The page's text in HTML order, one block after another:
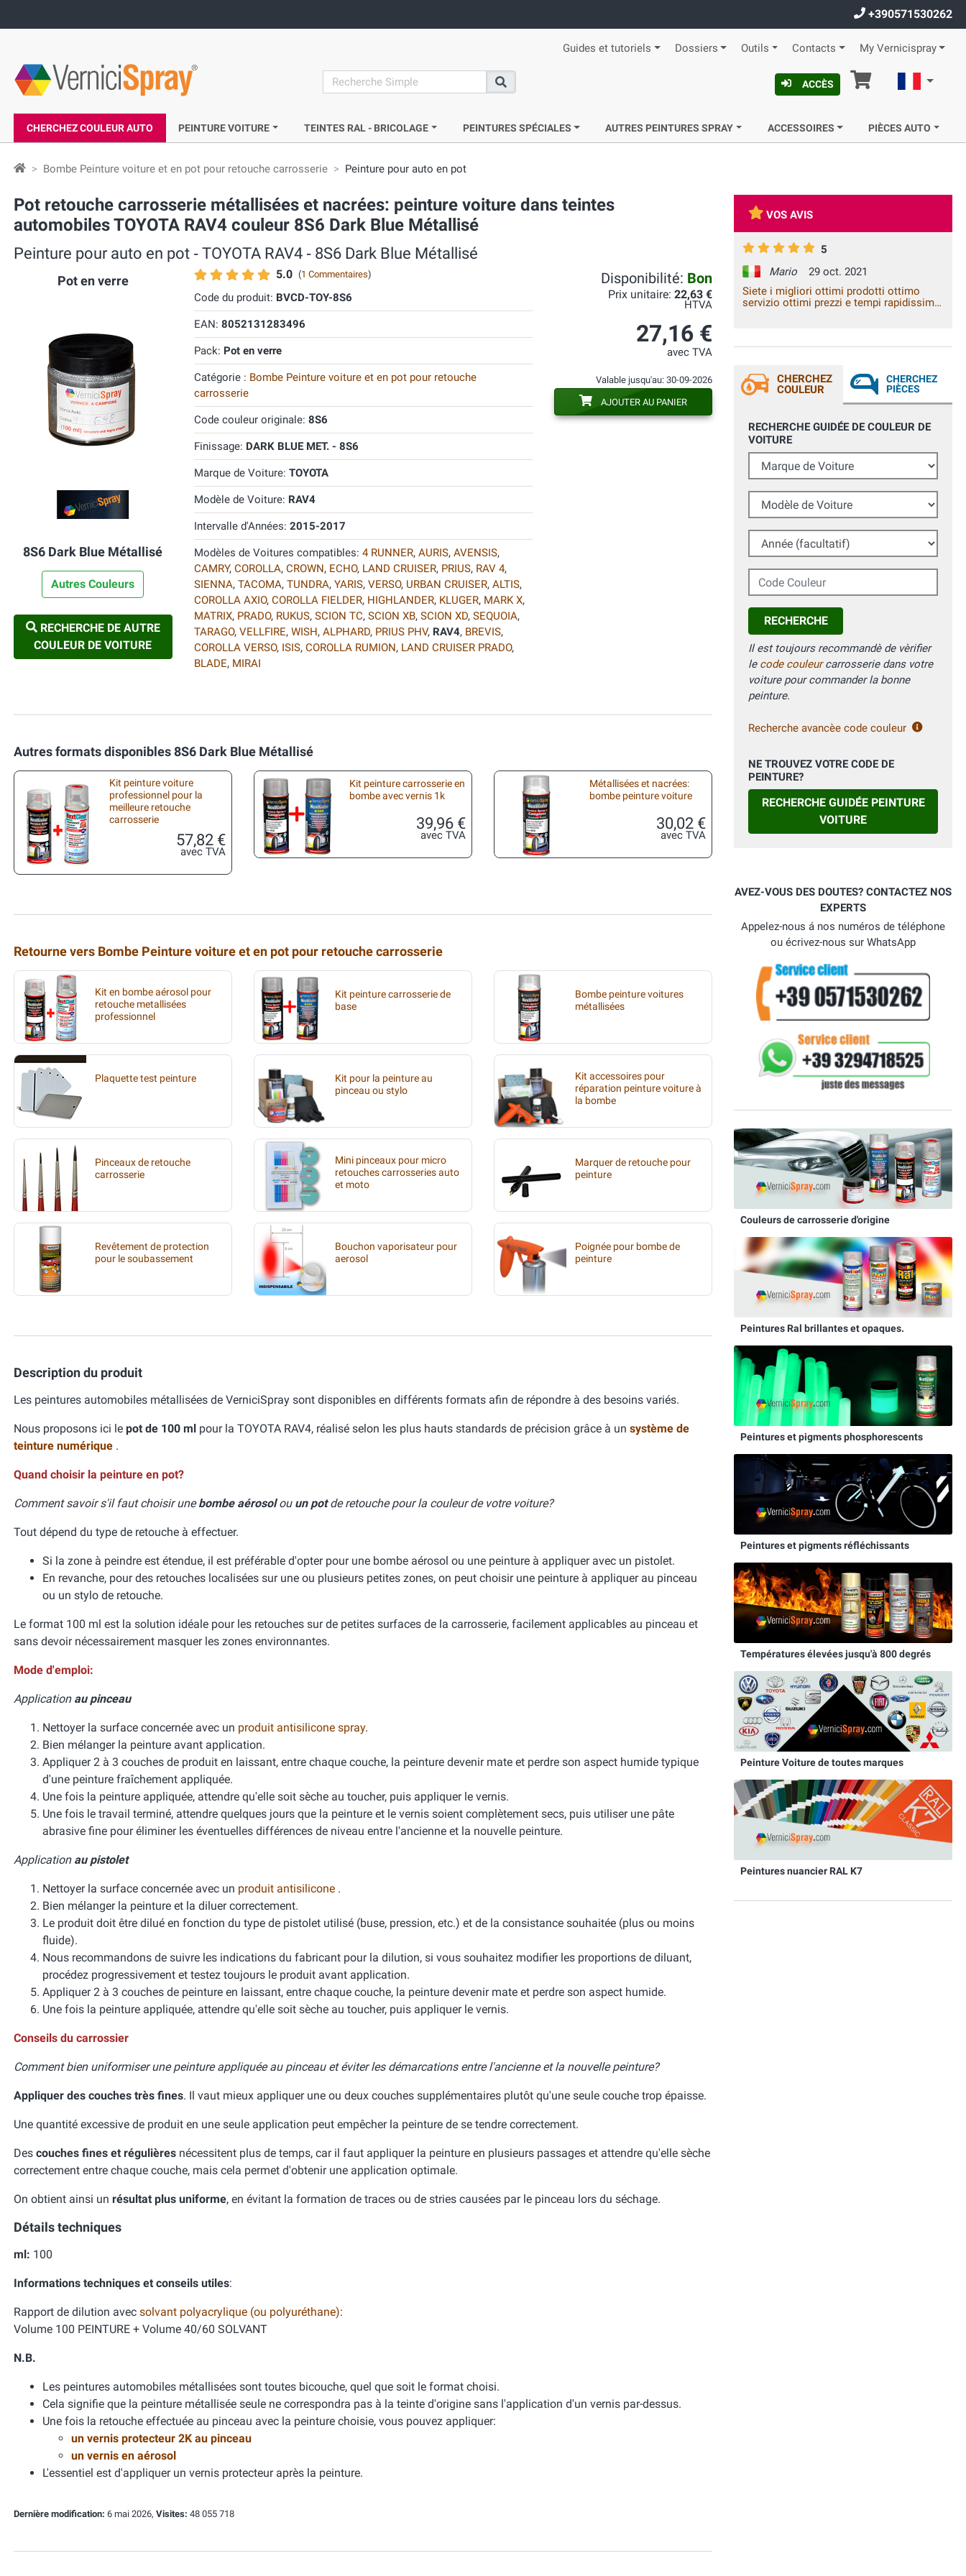
+390571530262
Guides et tutoriels Dossiers Outils Contacts My Vernicispray
search
Recherche
ACCÈS Panier
CHERCHEZ COULEUR AUTO PEINTURE VOITURE TEINTES RAL - BRICOLAGE PEINTURES SPÉCIALES AUTRES PEINTURES SPRAY ACCESSOIRES PIÈCES AUTO
Bombe Peinture voiture et en pot pour retouche carrosserie Peinture pour auto en pot
Pot retouche carrosserie métallisées et nacrées: peinture voiture dans teintes
automobiles TOYOTA RAV4 couleur 8S6 Dark Blue Métallisé
Peinture pour auto en pot ‐ TOYOTA RAV4 ‐ 8S6 Dark Blue Métallisé
Pot en verre
8S6 Dark Blue Métallisé
Autres Couleurs
RECHERCHE DE AUTRE
COULEUR DE VOITURE
5.0 (1 Commentaires)
Code du produit: BVCD-TOY-8S6
EAN: 8052131283496
Pack: Pot en verre
Catégorie : Bombe Peinture voiture et en pot pour retouche
carrosserie
Code couleur originale: 8S6
Finissage: DARK BLUE MET. - 8S6
Marque de Voiture: TOYOTA
Modèle de Voiture: RAV4
Intervalle d'Années: 2015-2017
Modèles de Voitures compatibles: 4 RUNNER, AURIS, AVENSIS,
CAMRY, COROLLA, CROWN, ECHO, LAND CRUISER, PRIUS, RAV 4,
SIENNA, TACOMA, TUNDRA, YARIS, VERSO, URBAN CRUISER, ALTIS,
COROLLA AXIO, COROLLA FIELDER, HIGHLANDER, KLUGER, MARK X,
MATRIX, PRADO, RUKUS, SCION TC, SCION XB, SCION XD, SEQUOIA,
TARAGO, VELLFIRE, WISH, ALPHARD, PRIUS PHV, RAV4, BREVIS,
COROLLA VERSO, ISIS, COROLLA RUMION, LAND CRUISER PRADO,
BLADE, MIRAI
Disponibilité: Bon
Prix unitaire: 22,63 €
HTVA
27,16 €
avec TVA
Valable jusqu'au: 30-09-2026
AJOUTER AU PANIER
Autres formats disponibles 8S6 Dark Blue Métallisé
Kit peinture voiture
professionnel pour la
meilleure retouche
carrosserie
57,82 €
avec TVA
Kit peinture carrosserie en
bombe avec vernis 1k
39,96 €
avec TVA
Métallisées et nacrées:
bombe peinture voiture
30,02 €
avec TVA
Retourne vers Bombe Peinture voiture et en pot pour retouche carrosserie
Kit en bombe aérosol pour
retouche metallisées
professionnel
Kit peinture carrosserie de
base
Bombe peinture voitures
métallisées
Plaquette test peinture
Kit pour la peinture au
pinceau ou stylo
Kit accessoires pour
réparation peinture voiture à
la bombe
Pinceaux de retouche
carrosserie
Mini pinceaux pour micro
retouches carrosseries auto
et moto
Marquer de retouche pour
peinture
Revêtement de protection
pour le soubassement
Bouchon vaporisateur pour
aerosol
Poignée pour bombe de
peinture
Description du produit
Les peintures automobiles métallisées de VerniciSpray sont disponibles en différents formats afin de répondre à des besoins variés.
Nous proposons ici le pot de 100 ml pour la TOYOTA RAV4, réalisé selon les plus hauts standards de précision grâce à un système de
teinture numérique .
Quand choisir la peinture en pot?
Comment savoir s'il faut choisir unebombe aérosolou un potde retouche pour la couleur de votre voiture?
Tout dépend du type de retouche à effectuer.
Si la zone à peindre est étendue, il est préférable d'opter pour une bombe aérosol ou une peinture à appliquer avec un pistolet.
En revanche, pour des retouches localisées sur une ou plusieurs petites zones, on peut choisir une peinture à appliquer au pinceau
ou un stylo de retouche.
Le format 100 ml est la solution idéale pour les retouches sur de petites surfaces de la carrosserie, facilement applicables au pinceau et
sans devoir nécessairement masquer les zones environnantes.
Mode d'emploi:
Application au pinceau
Nettoyer la surface concernée avec un produit antisilicone spray.
Bien mélanger la peinture avant application.
Appliquer 2 à 3 couches de produit en laissant, entre chaque couche, la peinture devenir mate et perdre son aspect humide typique
d'une peinture fraîchement appliquée.
Une fois la peinture appliquée, attendre qu'elle soit sèche au toucher, puis appliquer le vernis.
Une fois le travail terminé, attendre quelques jours que la peinture et le vernis soient complètement secs, puis utiliser une pâte
abrasive fine pour éliminer les éventuelles différences de niveau entre l'ancienne et la nouvelle peinture.
Application au pistolet
Nettoyer la surface concernée avec un produit antisilicone .
Bien mélanger la peinture et la diluer correctement.
Le produit doit être dilué en fonction du type de pistolet utilisé (buse, pression, etc.) et de la consistance souhaitée (plus ou moins
fluide).
Nous recommandons de suivre les indications du fabricant pour la dilution, si vous souhaitez modifier les proportions de diluant,
procédez progressivement et testez toujours le produit avant application.
Appliquer 2 à 3 couches de peinture en laissant, entre chaque couche, la peinture devenir mate et perdre son aspect humide.
Une fois la peinture appliquée, attendre qu'elle soit sèche au toucher, puis appliquer le vernis.
Conseils du carrossier
Comment bien uniformiser une peinture appliquée au pinceau et éviter les démarcations entre l'ancienne et la nouvelle peinture?
Appliquer des couches très fines. Il vaut mieux appliquer une ou deux couches supplémentaires plutôt qu'une seule couche trop épaisse.
Une quantité excessive de produit en une seule application peut empêcher la peinture de se tendre correctement.
Des couches fines et régulières nécessitent plus de temps, car il faut appliquer la peinture en plusieurs passages et attendre qu'elle sèche
correctement entre chaque couche, mais cela permet d'obtenir une application optimale.
On obtient ainsi un résultat plus uniforme, en évitant la formation de traces ou de stries causées par le pinceau lors du séchage.
Détails techniques
ml: 100
Informations techniques et conseils utiles:
Rapport de dilution avec solvant polyacrylique (ou polyuréthane):
Volume 100 PEINTURE + Volume 40/60 SOLVANT
N.B.
Les peintures automobiles métallisées sont toutes bicouche, quel que soit le format choisi.
Cela signifie que la peinture métallisée seule ne correspondra pas à la teinte d'origine sans l'application d'un vernis par-dessus.
Une fois la retouche effectuée au pinceau avec la peinture choisie, vous pouvez appliquer:
un vernis protecteur 2K au pinceau
un vernis en aérosol
L'essentiel est d'appliquer un vernis protecteur après la peinture.
Dernière modification: 6 mai 2026, Visites: 48 055 718
VOS AVIS
5
Mario
29 oct. 2021
Siete i migliori ottimi prodotti ottimo
servizio ottimi prezzi e tempi rapidissimi
CHERCHEZ
COULEUR
CHERCHEZ
PIÈCES
RECHERCHE GUIDÉE DE COULEUR DE
VOITURE
Marque de Voiture
Modèle de Voiture
Année (facultatif)
Code Couleur
RECHERCHE
Il est toujours recommandè de vèrifier
le code couleurcarrosserie dans votre
voiture pour commander la bonne
peinture.
Recherche avancèe code couleur
NE TROUVEZ VOTRE CODE DE
PEINTURE?
RECHERCHE GUIDÉE PEINTURE
VOITURE
AVEZ-VOUS DES DOUTES? CONTACTEZ NOS
EXPERTS
Appelez-nous á nos numéros de téléphone
ou écrivez-nous sur WhatsApp
Couleurs de carrosserie d'origine
Peintures Ral brillantes et opaques.
Peintures et pigments phosphorescents
Peintures et pigments réfléchissants
Températures élevées jusqu'à 800 degrés
Peinture Voiture de toutes marques
Peintures nuancier RAL K7